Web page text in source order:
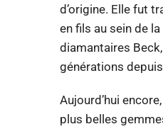
d’origine. Elle fut
en fils au sein de
diamantaires
générations
Aujourd’hui
plus belles